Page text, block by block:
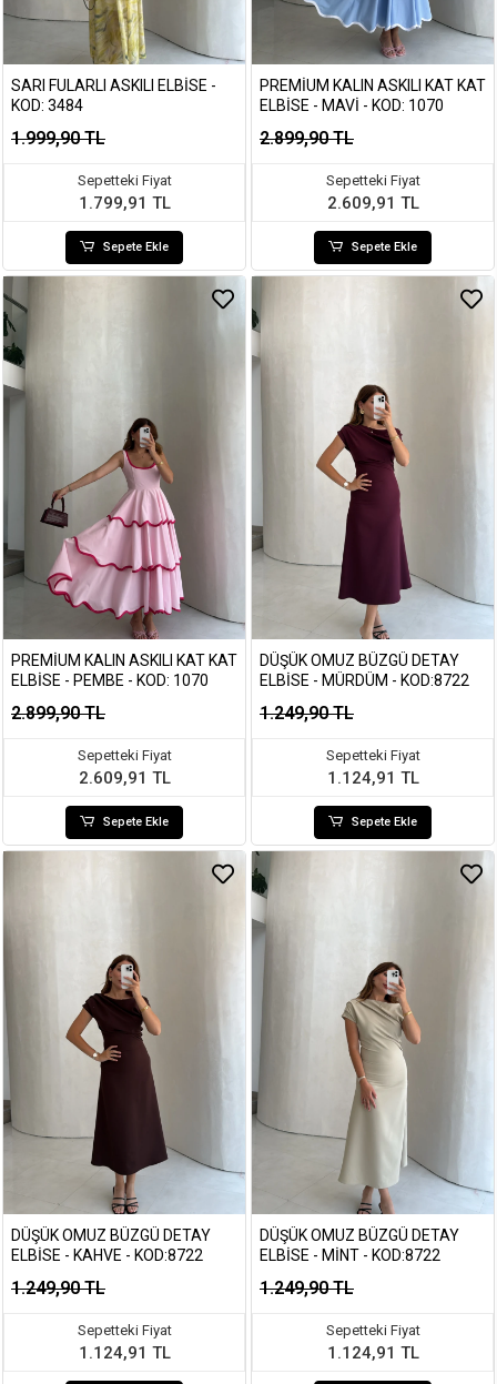
SARI FULARLI ASKILI ELBISE -
KOD: 3484
1.999,90 TL
Sepetteki Fiyat
1.799,91 TL
Sepete Ekle
PREMIUM KALIN ASKILI KAT KAT
ELBISE - MAVI - KOD: 1070
2.899,90 TL
Sepetteki Fiyat
2.609,91 TL
Sepete Ekle
PREMIUM KALIN ASKILI KAT KAT
ELBISE - PEMBE - KOD: 1070
2.899,90 TL
Sepetteki Fiyat
2.609,91 TL
Sepete Ekle
DÜŞÜK OMUZ BÜZGÜ DETAY
ELBISE - MÜRDÜM - KOD:8722
1.249,90 TL
Sepetteki Fiyat
1.124,91 TL
Sepete Ekle
DÜŞÜK OMUZ BÜZGÜ DETAY
ELBISE - KAHVE - KOD:8722
1.249,90 TL
Sepetteki Fiyat
1.124,91 TL
DÜŞÜK OMUZ BÜZGÜ DETAY
ELBISE - MINT - KOD:8722
1.249,90 TL
Sepetteki Fiyat
1.124,91 TL